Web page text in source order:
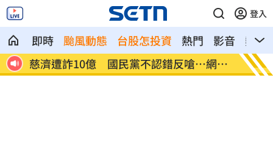
登入
即時 颱風動態 台股怎投資 熱門 影音
熱搜
炸
就業意外爆冷！那指漲342點 標普500新
高
美通
關稅